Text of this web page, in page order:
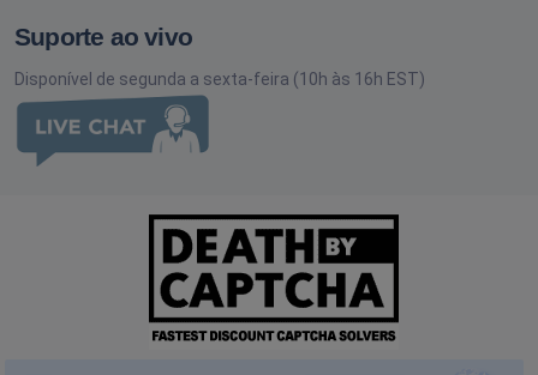
Suporte ao vivo
Disponível de segunda a sexta-feira (10h às 16h EST)